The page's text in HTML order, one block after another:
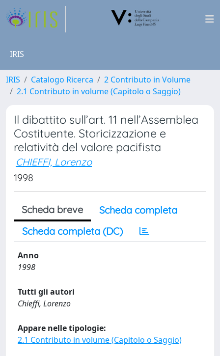
IRIS
IRIS Catalogo Ricerca
2 Contributo in Volume
2.1 Contributo in volume (Capitolo o Saggio)
Il dibattito sull’art. 11 nell’Assemblea
Costituente. Storicizzazione e
relatività del valore pacifista
CHIEFFI, Lorenzo
1998
Scheda breve
Scheda completa
Scheda completa (DC)
Anno
1998
Tutti gli autori
Chieffi, Lorenzo
Appare nelle tipologie:
2.1 Contributo in volume (Capitolo o Saggio)